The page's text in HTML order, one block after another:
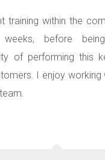
training within the
before
of performing this
I enjoy working